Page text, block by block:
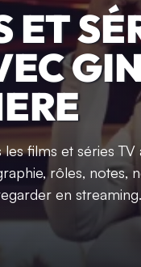
ET
films et séries TV
rôles, notes,
en streaming.